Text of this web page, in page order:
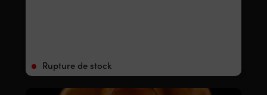
Rupture de stock